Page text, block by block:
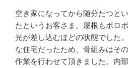
空き家になってから随分たつと
たというお客さま。屋根もボロ
光が差し込むほどの状態でした
な住宅だったため、骨組みはそ
作業を行わせて頂きました。内